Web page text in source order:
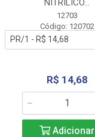
NITRÍLICO...
12703
Código: 120702
R$ 14,68
Adicionar